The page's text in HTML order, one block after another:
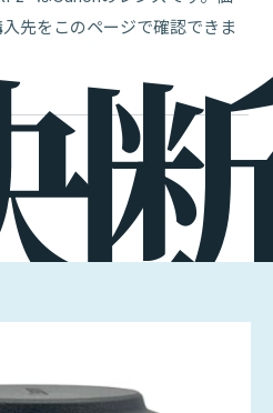
先をこのページで確認できま